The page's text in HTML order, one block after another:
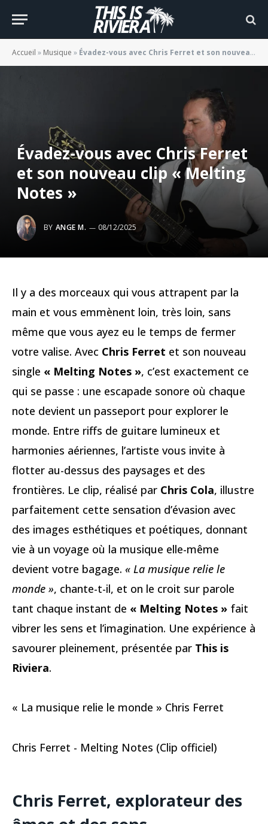
Accueil » Musique » Évadez-vous avec Chris Ferret et son nouveau clip « Melting Notes »
Évadez-vous avec Chris Ferret
et son nouveau clip « Melting
Notes »
BY ANGE M. 08/12/2025
Il y a des morceaux qui vous attrapent par la
main et vous emmènent loin, très loin, sans
même que vous ayez eu le temps de fermer
votre valise. Avec Chris Ferret et son nouveau
single « Melting Notes », c’est exactement ce
qui se passe : une escapade sonore où chaque
note devient un passeport pour explorer le
monde. Entre riffs de guitare lumineux et
harmonies aériennes, l’artiste vous invite à
flotter au-dessus des paysages et des
frontières. Le clip, réalisé par Chris Cola, illustre
parfaitement cette sensation d’évasion avec
des images esthétiques et poétiques, donnant
vie à un voyage où la musique elle-même
devient votre bagage. « La musique relie le
monde », chante-t-il, et on le croit sur parole
tant chaque instant de « Melting Notes » fait
vibrer les sens et l’imagination. Une expérience à
savourer pleinement, présentée par This is
Riviera.
« La musique relie le monde » Chris Ferret
Chris Ferret - Melting Notes (Clip officiel)
Chris Ferret, explorateur des